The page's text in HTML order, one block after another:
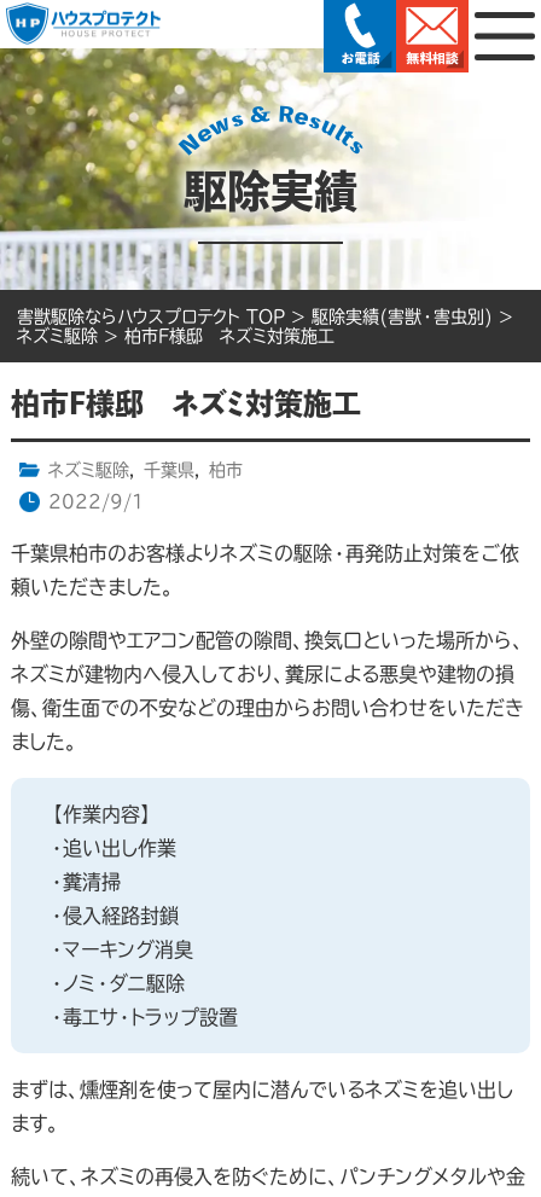
駆除実績
害獣駆除ならハウスプロテクト TOP > 駆除実績(害獣・害虫別) >
ネズミ駆除 > 柏市F様邸 ネズミ対策施工
柏市F様邸 ネズミ対策施工
ネズミ駆除, 千葉県,
柏市
2022/9/1
千葉県柏市のお客様よりネズミの駆除・再発防止対策をご依
頼いただきました。
外壁の隙間やエアコン配管の隙間、換気口といった場所から、
ネズミが建物内へ侵入しており、糞尿による悪臭や建物の損
傷、衛生面での不安などの理由からお問い合わせをいただき
ました。
【作業内容】
・追い出し作業
・糞清掃
・侵入経路封鎖
・マーキング消臭
・ノミ・ダニ駆除
・毒エサ・トラップ設置
まずは、燻煙剤を使って屋内に潜んでいるネズミを追い出し
ます。
続いて、ネズミの再侵入を防ぐために、パンチングメタルや金